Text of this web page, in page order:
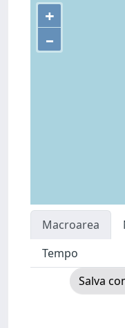
+
–
Macroarea
Tempo
Salva